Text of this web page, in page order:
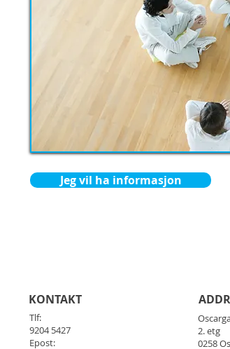
Jeg vil ha informasjon
KONTAKT
Tlf:
9204 5427
Epost:
2. etg
0258